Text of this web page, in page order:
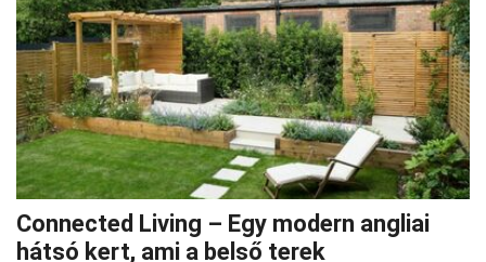
Connected Living – Egy modern angliai
hátsó kert, ami a belső terek